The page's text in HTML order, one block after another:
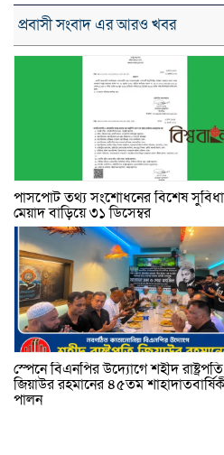
প্রবাসী সংবাদ এর আরও খবর
পাসপোর্ট তথ্য সংশোধনের বিশেষ
মেয়াদ বাড়িয়ে ৩১ ডিসেম্বর
স্পেনে বিএনপির উদ্যোগে শহীদ রাষ্ট্রপতি
জিয়াউর রহমানের ৪৫তম
পালন